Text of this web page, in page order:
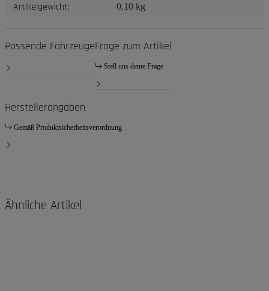
Artikelgewicht: 0,10 kg
Passende FahrzeugeFrage zum Artikel
Stell uns deine Frage
Herstellerangaben
Gemäß Produktsicherheitsverordnung
Ähnliche Artikel